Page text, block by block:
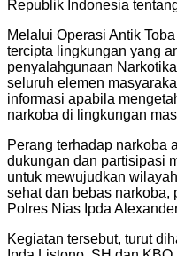
Republik Indonesia
Melalui Operasi Antik
tercipta lingkungan yang
penyalahgunaan
seluruh elemen
informasi apabila
narkoba di lingkungan
Perang terhadap narkoba
dukungan dan partisipasi
untuk mewujudkan
sehat dan bebas narkoba,
Polres Nias Ipda
Kegiatan tersebut, turut